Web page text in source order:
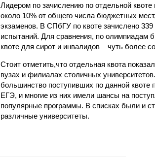
Лидером по зачислению по отдельной
около 10% от общего числа бюджетных
экзаменов. В СПбГУ по квоте зачислено
испытаний. Для сравнения, по олимпиадам
квоте для сирот и инвалидов – чуть более
Стоит отметить,что отдельная квота
вузах и филиалах столичных
большинство поступивших по данной квоте
ЕГЭ, и многие из них имели шансы на
популярные программы. В списках были и
различные университеты.